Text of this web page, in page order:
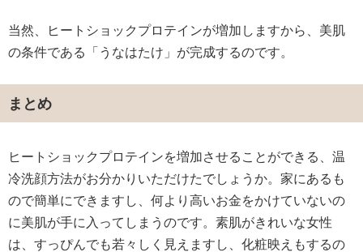
当然、ヒートショックプロテインが増加しますから、美肌
の条件である「うなはたけ」が完成するのです。
まとめ
ヒートショックプロテインを増加させることができる、温
冷洗顔方法がお分かりいただけたでしょうか。家にあるも
ので簡単にできますし、何より高いお金をかけていないの
に美肌が手に入ってしまうのです。素肌がきれいな女性
は、すっぴんでも若々しく見えますし、化粧映えもするの